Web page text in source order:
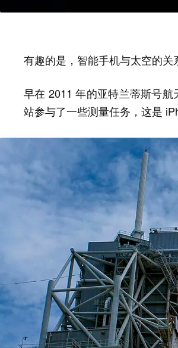
有趣的是，智能手机与太空的
早在 2011 年的亚特兰蒂斯号
站参与了一些测量任务，这是